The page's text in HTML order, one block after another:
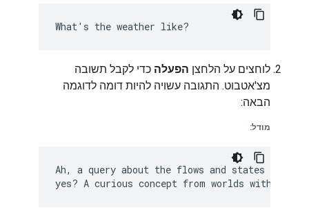
לוחצים על הלחצן הפעלה כדי לקבל תשובה
מצ'אטבוט. התגובה עשויה להיות דומה לדוגמה
הבאה:
מודל:
Ah, a query about the flows and states upon